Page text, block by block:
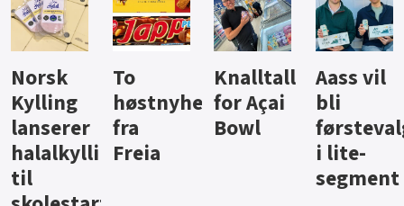
Knalltall
for Açai
Bowl
Aass vil
bli
førstevalg
i lite-
Brus og
jus fra
Berentsen
Hard
iste fra
Hansa